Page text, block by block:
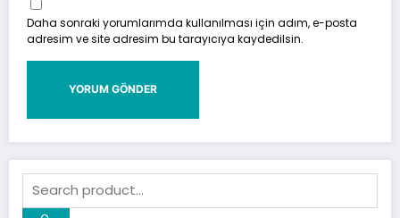
Daha sonraki yorumlarımda kullanılması için adım, e-posta
adresim ve site adresim bu tarayıcıya kaydedilsin.